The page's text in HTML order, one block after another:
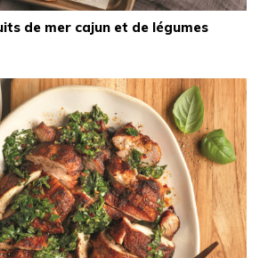
de mer cajun et de légumes